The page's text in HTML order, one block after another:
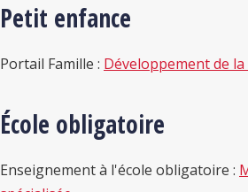
Petit enfance
Portail Famille : Développement de
École obligatoire
Enseignement à l'école obligatoire :